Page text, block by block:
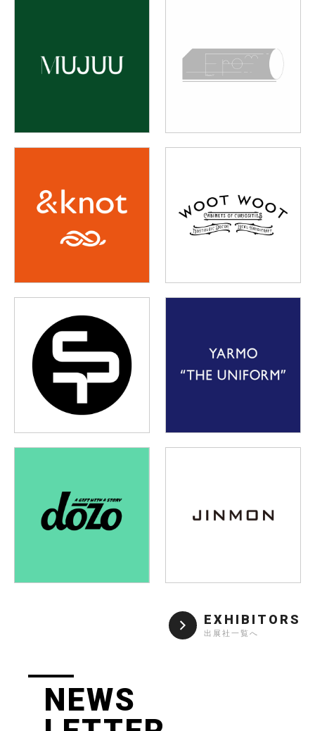
EXHIBITORS
出展社一覧へ
NEWS